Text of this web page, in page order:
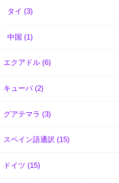
タイ (3)
中国 (1)
エクアドル (6)
キューバ (2)
グアテマラ (3)
スペイン語通訳 (15)
ドイツ (15)